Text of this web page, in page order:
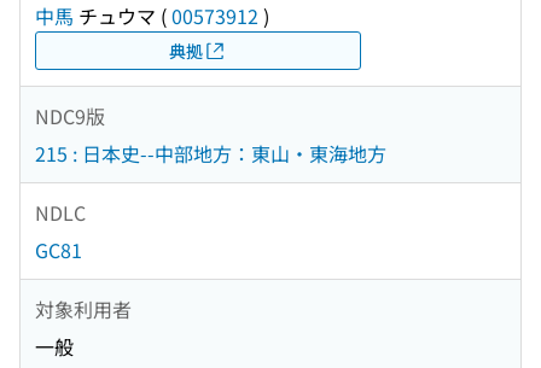
中馬 チュウマ (00573912 )
典拠
NDC9版
215 : 日本史--中部地方：東山・東海地方
NDLC
GC81
対象利用者
一般